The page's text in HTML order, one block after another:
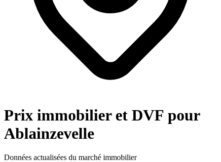
Prix immobilier et DVF pour
Ablainzevelle
Données actualisées du marché immobilier